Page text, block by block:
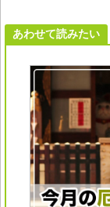
あわせて読みたい